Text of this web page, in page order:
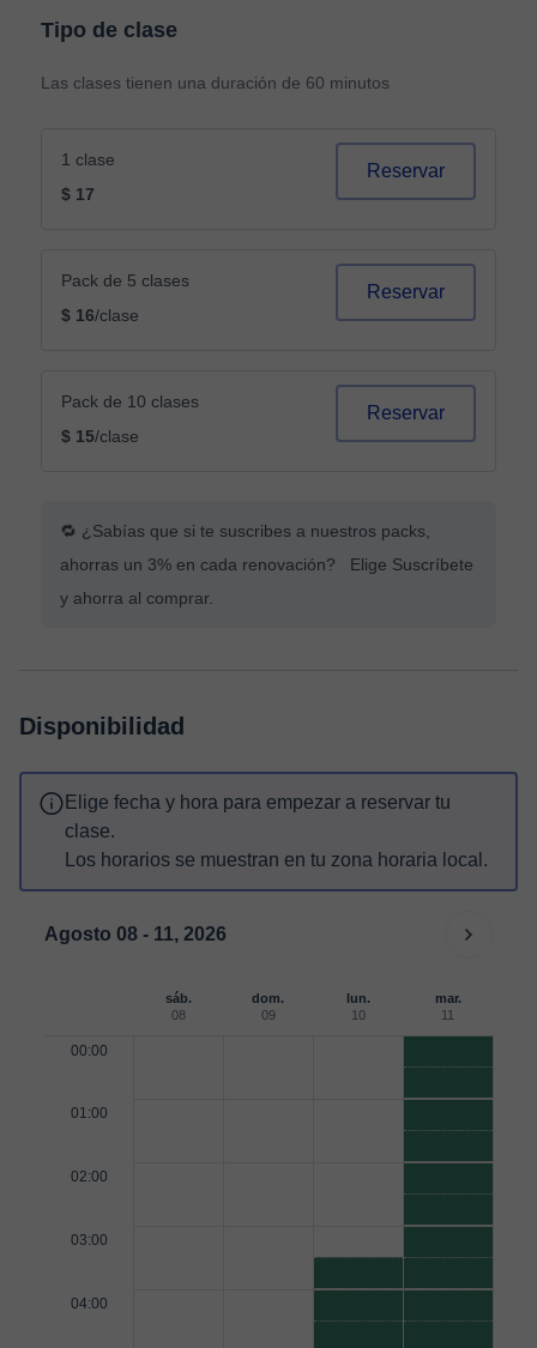
Tipo de clase
Las clases tienen una duración de 60 minutos
1 clase
$ 17
Reservar
Pack de 5 clases
$ 16/clase
Reservar
Pack de 10 clases
$ 15/clase
Reservar
🔁 ¿Sabías que si te suscribes a nuestros packs,
ahorras un 3% en cada renovación? Elige Suscríbete
y ahorra al comprar.
Disponibilidad
Elige fecha y hora para empezar a reservar tu
clase.
Los horarios se muestran en tu zona horaria local.
Agosto 08 - 11, 2026
sáb.
08
dom.
09
lun.
10
mar.
11
00:00
01:00
02:00
03:00
04:00